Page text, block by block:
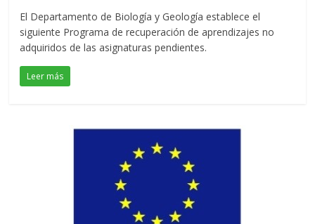
El Departamento de Biología y Geología establece el
siguiente Programa de recuperación de aprendizajes no
adquiridos de las asignaturas pendientes.
Leer más